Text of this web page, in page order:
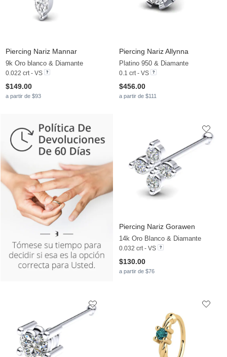
Piercing Nariz Mannar
9k Oro blanco & Diamante
0.022 crt - VS
$149.00
a partir de $93
Piercing Nariz Allynna
Platino 950 & Diamante
0.1 crt - VS
$456.00
a partir de $111
Piercing Nariz Gorawen
14k Oro Blanco & Diamante
0.032 crt - VS
$130.00
a partir de $76